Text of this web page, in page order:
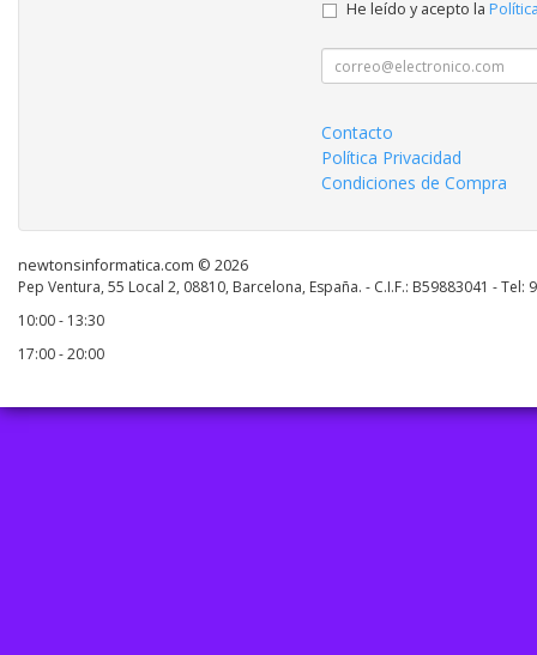
He leído y acepto la
Contacto
Política Privacidad
Condiciones de Compra
newtonsinformatica.com © 2026
Pep Ventura, 55 Local 2, 08810, Barcelona, España. - C.I.F.: B59883041 - Tel:
10:00 - 13:30
17:00 - 20:00